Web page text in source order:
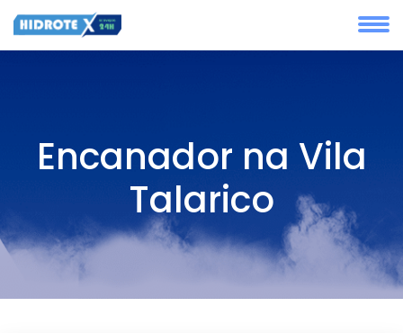
Encanador na Vila
Talarico